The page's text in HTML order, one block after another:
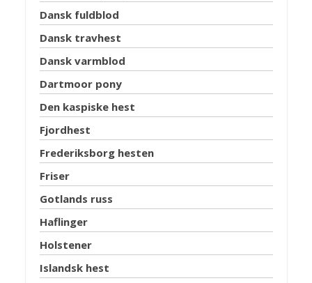
Dansk fuldblod
Dansk travhest
Dansk varmblod
Dartmoor pony
Den kaspiske hest
Fjordhest
Frederiksborg hesten
Friser
Gotlands russ
Haflinger
Holstener
Islandsk hest